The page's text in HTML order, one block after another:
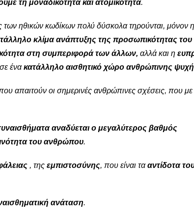
τη μοναδικότητα και ατομικότητα.
των ηθικών κωδίκων πολύ δύσκολα τηρούνται, μόνον η
κλίμα ανάπτυξης της προσωπικότητας του
στη συμπεριφορά των άλλων, αλλά και η
ένακατάλληλο αισθητικό χώρο ανθρώπινης
απαιτούν οι σημερινές ανθρώπινες σχέσεις, που με
αναδύεται ο μεγαλύτερος βαθμός
του ανθρώπου.
, της εμπιστοσύνης, που είναι τααντίδοτα
ανάταση.